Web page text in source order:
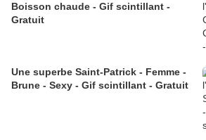
Boisson chaude - Gif scintillant -
Gratuit
Une superbe Saint-Patrick - Femme -
Brune - Sexy - Gif scintillant - Gratuit